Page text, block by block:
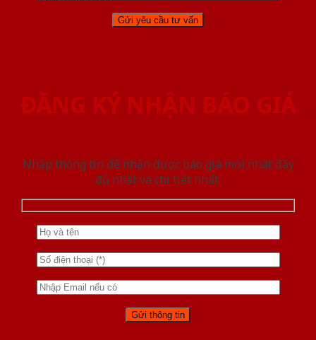
ĐĂNG KÝ NHẬN BÁO GIÁ
Nhập thông tin để nhận được báo giá mới nhât đầy
đủ nhất và chi tiết nhất.